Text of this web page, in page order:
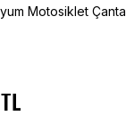
Motosiklet